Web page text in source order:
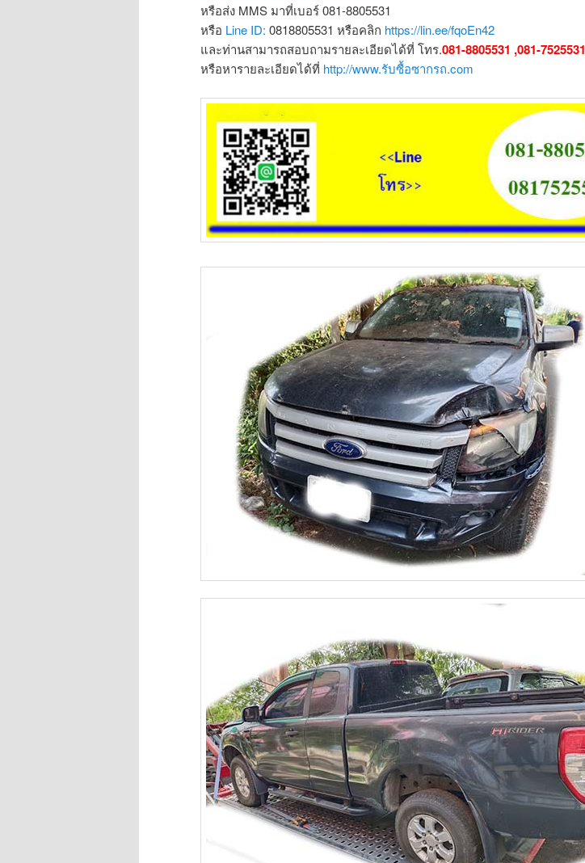
หรือส่ง MMS มาที่เบอร์ 081-8805531
หรือ Line ID: 0818805531 หรือคลิก https://lin.ee/fqoEn42
และท่านสามารถสอบถามรายละเอียดได้ที่ โทร.081-8805531 ,081-7525531
หรือหารายละเอียดได้ที่ http://www.รับซื้อซากรถ.com